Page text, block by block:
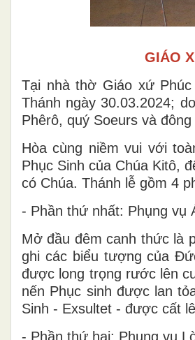
GIÁO
Tại nhà thờ Giáo xứ
Thánh ngày 30.03.2024;
Phêrô, quý Soeurs và
Hòa cùng niềm vui với
Phục Sinh của Chúa Kitô,
có Chúa. Thánh lễ gồm 4
- Phần thứ nhất: Phụng vụ
Mở đầu đêm canh thức là
ghi các biểu tượng của
được long trọng rước lên
nến Phục sinh được lan
Sinh - Exsultet - được cất
- Phần thứ hai: Phụng vụ